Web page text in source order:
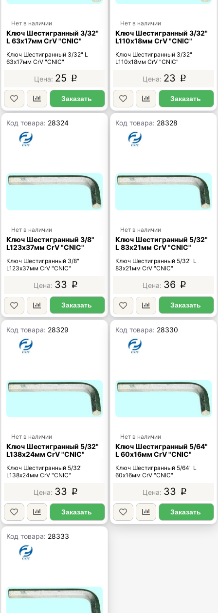
Нет в наличии
Ключ Шестигранный 3/32"
L 63х17мм CrV "CNIC"
Ключ Шестигранный 3/32" L
63х17мм CrV "CNIC"
25 p
Заказать
Нет в наличии
Ключ Шестигранный 3/32"
L110х18мм CrV "CNIC"
Ключ Шестигранный 3/32"
L110х18мм CrV "CNIC"
23 p
Заказать
Код товара: 28324
Нет в наличии
Ключ Шестигранный 3/8"
L123х37мм CrV "CNIC"
Ключ Шестигранный 3/8"
L123х37мм CrV "CNIC"
33 p
Заказать
Код товара: 28328
Нет в наличии
Ключ Шестигранный 5/32"
L 83х21мм CrV "CNIC"
Ключ Шестигранный 5/32" L
83х21мм CrV "CNIC"
36 p
Заказать
Код товара: 28329
Нет в наличии
Ключ Шестигранный 5/32"
L138х24мм CrV "CNIC"
Ключ Шестигранный 5/32"
L138х24мм CrV "CNIC"
33 p
Заказать
Код товара: 28330
Нет в наличии
Ключ Шестигранный 5/64"
L 60х16мм CrV "CNIC"
Ключ Шестигранный 5/64" L
60х16мм CrV "CNIC"
33 p
Заказать
Код товара: 28333